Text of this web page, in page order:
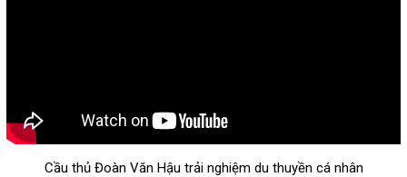
Cầu thủ Đoàn Văn Hậu trải nghiệm du thuyền cá nhân